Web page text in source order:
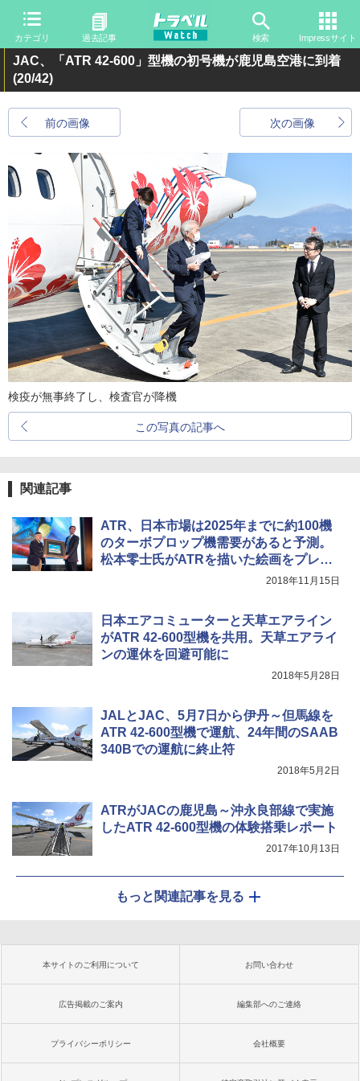
カテゴリ 過去記事 検索 Impressサイト
JAC、「ATR 42-600」型機の初号機が鹿児島空港に到着
(20/42)
前の画像 次の画像
検疫が無事終了し、検査官が降機
この写真の記事へ
関連記事
ATR、日本市場は2025年までに約100機
のターボプロップ機需要があると予測。
松本零士氏がATRを描いた絵画をプレゼ
2018年11月15日
日本エアコミューターと天草エアライン
がATR 42-600型機を共用。天草エアライ
ンの運休を回避可能に
2018年5月28日
JALとJAC、5月7日から伊丹～但馬線を
ATR 42-600型機で運航、24年間のSAAB
340Bでの運航に終止符
2018年5月2日
ATRがJACの鹿児島～沖永良部線で実施
したATR 42-600型機の体験搭乗レポート
2017年10月13日
もっと関連記事を見る
本サイトのご利用について お問い合わせ
広告掲載のご案内 編集部へのご連絡
プライバシーポリシー 会社概要